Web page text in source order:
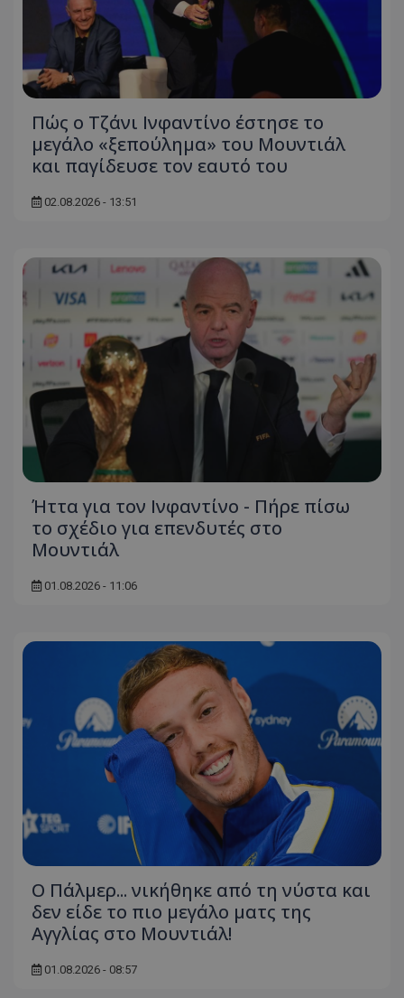
Πώς ο Τζάνι Ινφαντίνο έστησε το
μεγάλο «ξεπούλημα» του Μουντιάλ
και παγίδευσε τον εαυτό του
02.08.2026 - 13:51
Ήττα για τον Ινφαντίνο - Πήρε πίσω
το σχέδιο για επενδυτές στο
Μουντιάλ
01.08.2026 - 11:06
Ο Πάλμερ... νικήθηκε από τη νύστα και
δεν είδε το πιο μεγάλο ματς της
Αγγλίας στο Μουντιάλ!
01.08.2026 - 08:57